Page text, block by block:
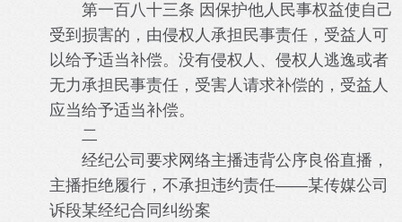
第一百八十三条 因保护他人民事权益使自己
受到损害的，由侵权人承担民事责任，受益人可
以给予适当补偿。没有侵权人、侵权人逃逸或者
无力承担民事责任，受害人请求补偿的，受益人
应当给予适当补偿。
二
经纪公司要求网络主播违背公序良俗直播，
主播拒绝履行，不承担违约责任——某传媒公司
诉段某经纪合同纠纷案